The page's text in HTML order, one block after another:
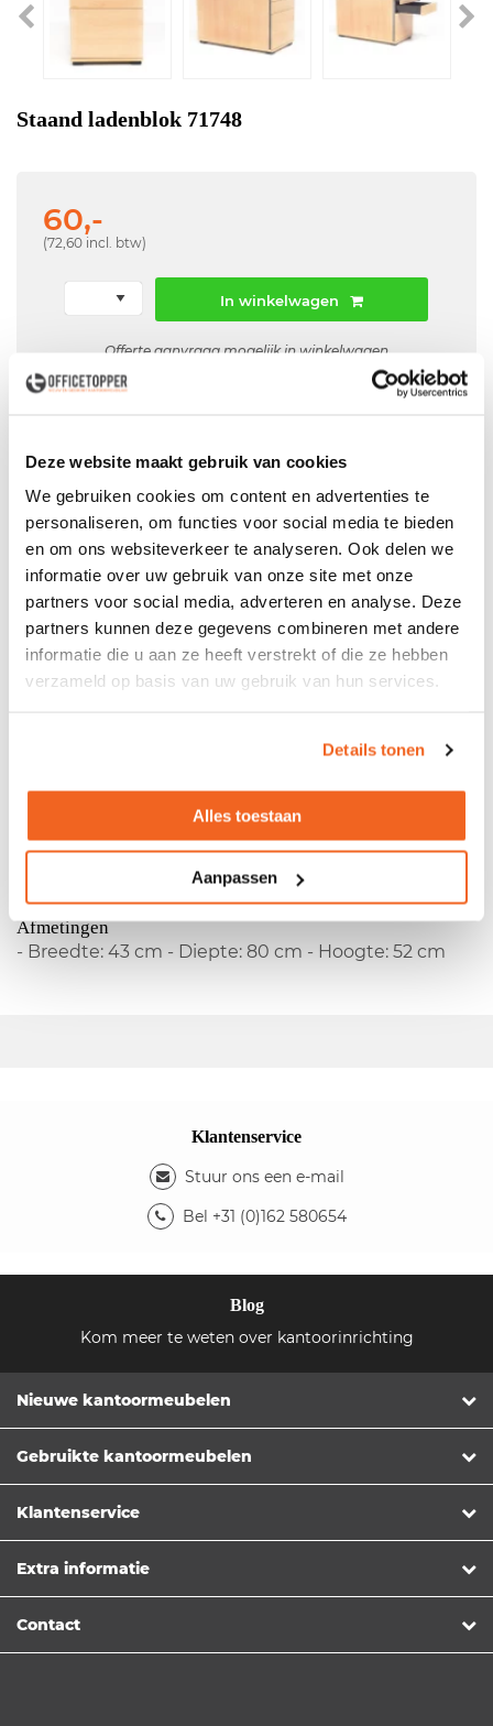
Deze website maakt gebruik van cookies
We gebruiken cookies om content en advertenties te
personaliseren, om functies voor social media te bieden
en om ons websiteverkeer te analyseren. Ook delen we
informatie over uw gebruik van onze site met onze
partners voor social media, adverteren en analyse. Deze
partners kunnen deze gegevens combineren met andere
informatie die u aan ze heeft verstrekt of die ze hebben
verzameld op basis van uw gebruik van hun services.
Details tonen
Alles toestaan
Aanpassen
Staand ladenblok 71748
60,-
(72,60 incl. btw)
In winkelwagen
Offerte aanvraag mogelijk in winkelwagen
Levering
in België
Voor zowelParticulieralsZakelijk
Professionele
Bezorg- en Montageservice
- Houten ombouw - Indeling: 1 pennenlade, 1
materiaallade en 1 hangmappenlade - Het
ladenblok is afsluitbaar d.m.v. een sleutel
- Kleur ombouw: beuken
Afmetingen
- Breedte: 43 cm - Diepte: 80 cm - Hoogte: 52 cm
Klantenservice
Stuur ons een e-mail
Bel +31 (0)162 580654
Blog
Kom meer te weten over kantoorinrichting
Nieuwe kantoormeubelen
Gebruikte kantoormeubelen
Klantenservice
Extra informatie
Contact